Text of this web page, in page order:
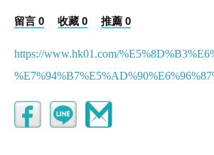
留言 0 收藏 0 推薦 0
https://www.hk01.com/